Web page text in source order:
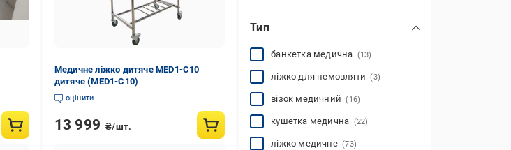
Медичне ліжко дитяче MED1-C10
дитяче (MED1-C10)
оцінити
13 999 ₴/шт.
Тип
банкетка медична (13)
ліжко для немовляти(3)
візок медичний(16)
кушетка медична (22)
ліжко медичне(73)